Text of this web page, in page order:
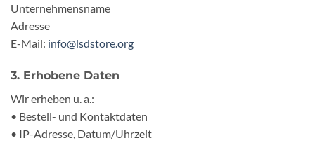
Unternehmensname
Adresse
E-Mail: info@lsdstore.org
3. Erhobene Daten
Wir erheben u. a.:
• Bestell- und Kontaktdaten
• IP-Adresse, Datum/Uhrzeit